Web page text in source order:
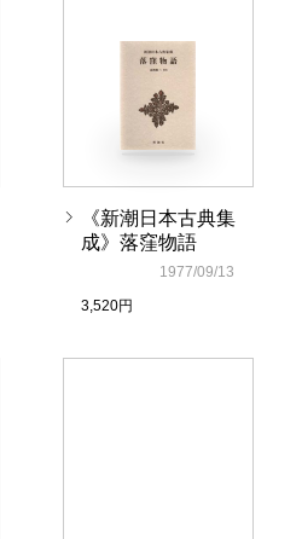
《新潮日本古典集
成》落窪物語
3,520円
1977/09/13